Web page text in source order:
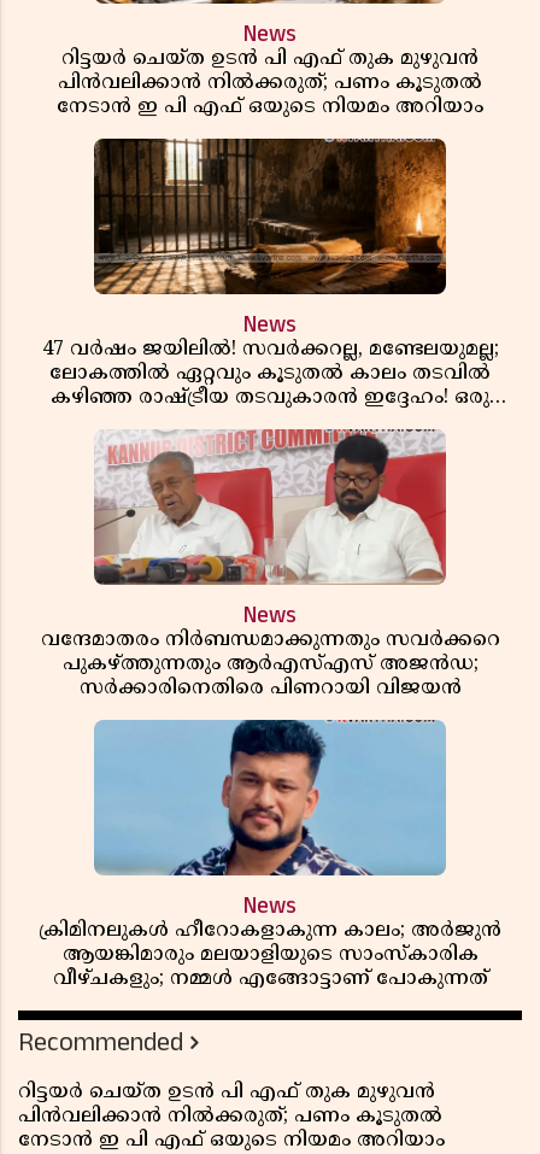
News
റിട്ടയർ ചെയ്ത ഉടൻ പി എഫ് തുക മുഴുവൻ
പിൻവലിക്കാൻ നിൽക്കരുത്; പണം കൂടുതൽ
നേടാൻ ഇ പി എഫ് ഒയുടെ നിയമം അറിയാം
News
47 വർഷം ജയിലിൽ! സവർക്കറല്ല, മണ്ടേലയുമല്ല;
ലോകത്തിൽ ഏറ്റവും കൂടുതൽ കാലം തടവിൽ
കഴിഞ്ഞ രാഷ്ട്രീയ തടവുകാരൻ ഇദ്ദേഹം! ഒരു
News
വന്ദേമാതരം നിർബന്ധമാക്കുന്നതും സവർക്കറെ
പുകഴ്ത്തുന്നതും ആർഎസ്എസ് അജൻഡ;
സർക്കാരിനെതിരെ പിണറായി വിജയൻ
News
ക്രിമിനലുകൾ ഹീറോകളാകുന്ന കാലം; അർജുൻ
ആയങ്കിമാരും മലയാളിയുടെ സാംസ്കാരിക
വീഴ്ചകളും; നമ്മൾ എങ്ങോട്ടാണ് പോകുന്നത്
Recommended
റിട്ടയർ ചെയ്ത ഉടൻ പി എഫ് തുക മുഴുവൻ
പിൻവലിക്കാൻ നിൽക്കരുത്; പണം കൂടുതൽ
നേടാൻ ഇ പി എഫ് ഒയുടെ നിയമം അറിയാം